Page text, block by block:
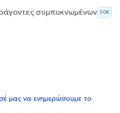
συμπυκνωμένων 50€
μας να ενημερώσουμε το